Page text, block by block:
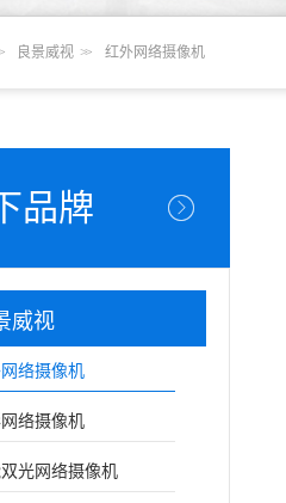
良景威视 > > 红外网络摄像机
品牌
威视
络摄像机
络摄像机
光网络摄像机